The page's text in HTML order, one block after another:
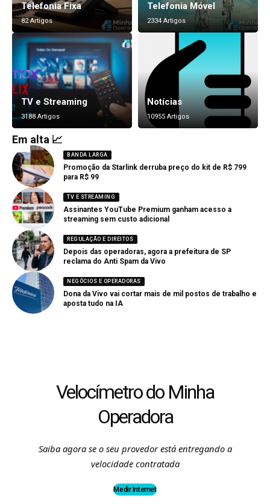
Telefonia Fixa
82 Artigos
Telefonia Móvel
2334 Artigos
TV e Streaming
3188 Artigos
Notícias
10955 Artigos
Em alta 📈
BANDA LARGA
Promoção da Starlink derruba preço do kit de R$ 799
para R$ 99
TV E STREAMING
Assinantes YouTube Premium ganham acesso a
streaming sem custo adicional
REGULAÇÃO E DIREITOS
Depois das operadoras, agora a prefeitura de SP
reclama do Anti Spam da Vivo
NEGÓCIOS E OPERADORAS
Dona da Vivo vai cortar mais de mil postos de trabalho e
aposta tudo na IA
Velocímetro do Minha
Operadora
Saiba agora se o seu provedor está entregando a
velocidade contratada
Medir Internet